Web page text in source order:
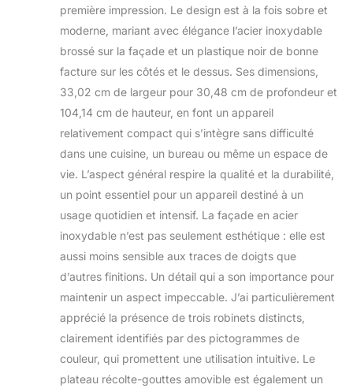
à 5 gallons (bouteille non incluse). Les
zones de contact élevées sont
également traitées avec un
revêtement antimicrobien BioGuard
pour empêcher la croissance des
bactéries. Sécurité enfant : ce produit
est certifié UL et dispose d'un verrou
de sécurité enfant sur le bec verseur
d'eau chaude afin que toute la famille
puisse l'utiliser sans souci.
première impression. Le design est à la fois sobre et
moderne, mariant avec élégance l’acier inoxydable
brossé sur la façade et un plastique noir de bonne
facture sur les côtés et le dessus. Ses dimensions,
33,02 cm de largeur pour 30,48 cm de profondeur et
104,14 cm de hauteur, en font un appareil
relativement compact qui s’intègre sans difficulté
dans une cuisine, un bureau ou même un espace de
vie. L’aspect général respire la qualité et la durabilité,
un point essentiel pour un appareil destiné à un
usage quotidien et intensif. La façade en acier
inoxydable n’est pas seulement esthétique : elle est
aussi moins sensible aux traces de doigts que
d’autres finitions. Un détail qui a son importance pour
maintenir un aspect impeccable. J’ai particulièrement
apprécié la présence de trois robinets distincts,
clairement identifiés par des pictogrammes de
couleur, qui promettent une utilisation intuitive. Le
plateau récolte-gouttes amovible est également un